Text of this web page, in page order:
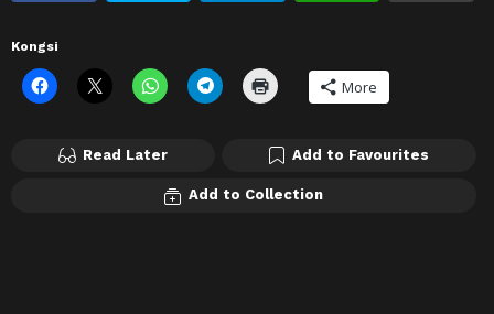
Kongsi
More
Read Later Add to Favourites
Add to Collection